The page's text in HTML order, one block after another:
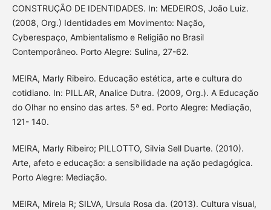
CONSTRUÇÃO DE IDENTIDADES. In: MEDEIROS, João Luiz.
(2008, Org.) Identidades em Movimento: Nação,
Cyberespaço, Ambientalismo e Religião no Brasil
Contemporâneo. Porto Alegre: Sulina, 27-62.
MEIRA, Marly Ribeiro. Educação estética, arte e cultura do
cotidiano. In: PILLAR, Analice Dutra. (2009, Org.). A Educação
do Olhar no ensino das artes. 5ª ed. Porto Alegre: Mediação,
121- 140.
MEIRA, Marly Ribeiro; PILLOTTO, Silvia Sell Duarte. (2010).
Arte, afeto e educação: a sensibilidade na ação pedagógica.
Porto Alegre: Mediação.
MEIRA, Mirela R; SILVA, Ursula Rosa da. (2013). Cultura visual,